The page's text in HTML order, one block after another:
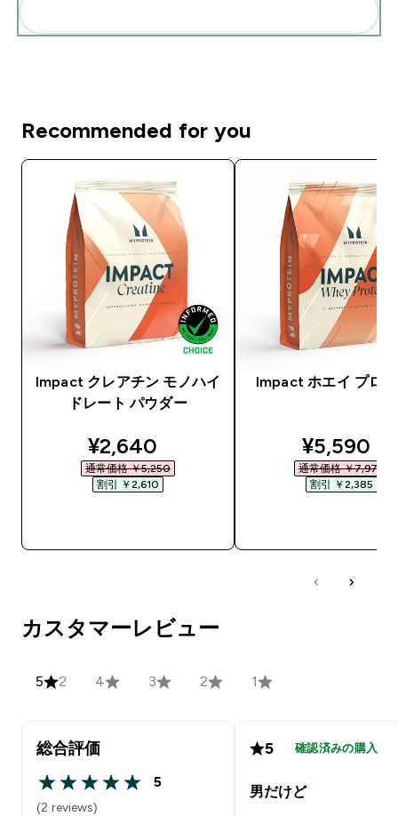
Recommended for you
Impact クレアチン モノハイ
ドレート パウダー
discounted price
¥2,640‎
通常価格 ￥5,250‎
割引 ￥2,610‎
Impact ホエイ プロ
¥5,590‎
通常価格 ￥7,975‎
割引 ￥2,385‎
カスタマーレビュー
5 2 4 3 2 1
総合評価
5 out of 5 stars
5
(2 reviews)
5 確認済みの購入
男だけど